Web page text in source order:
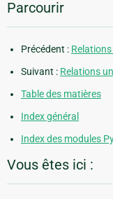
Parcourir
Précédent :
Suivant : Relations
Table des matières
Index général
Index des modules
Vous êtes ici :